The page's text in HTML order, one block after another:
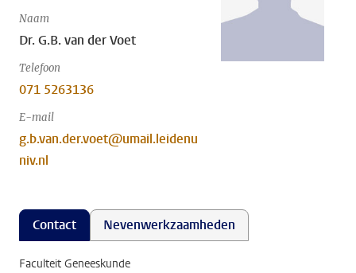
Naam
Dr. G.B. van der Voet
Telefoon
071 5263136
E-mail
g.b.van.der.voet@umail.leidenu
niv.nl
Contact Nevenwerkzaamheden
Faculteit Geneeskunde